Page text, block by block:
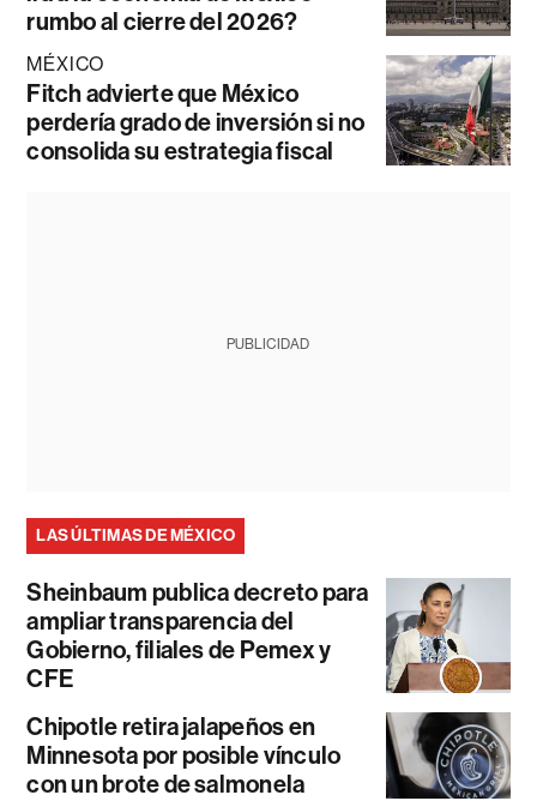
rumbo al cierre del 2026?
MÉXICO
Fitch advierte que México
perdería grado de inversión si no
consolida su estrategia fiscal
PUBLICIDAD
LAS ÚLTIMAS DE MÉXICO
Sheinbaum publica decreto para
ampliar transparencia del
Gobierno, filiales de Pemex y
CFE
Chipotle retira jalapeños en
Minnesota por posible vínculo
con un brote de salmonela